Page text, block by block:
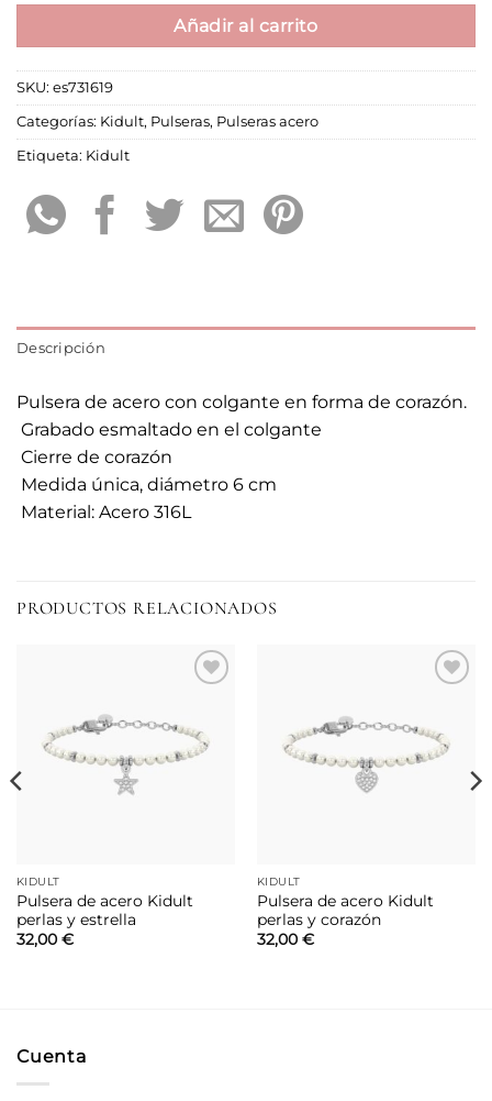
Añadir al carrito
SKU: es731619
Categorías: Kidult, Pulseras, Pulseras acero
Etiqueta: Kidult
Descripción
Pulsera de acero con colgante en forma de corazón.
 Grabado esmaltado en el colgante
 Cierre de corazón
 Medida única, diámetro 6 cm
 Material: Acero 316L
PRODUCTOS RELACIONADOS
lista de
deseos
KIDULT
Pulsera de acero Kidult
perlas y estrella
32,00 €
lista de
deseos
KIDULT
Pulsera de acero Kidult
perlas y corazón
32,00 €
Cuenta